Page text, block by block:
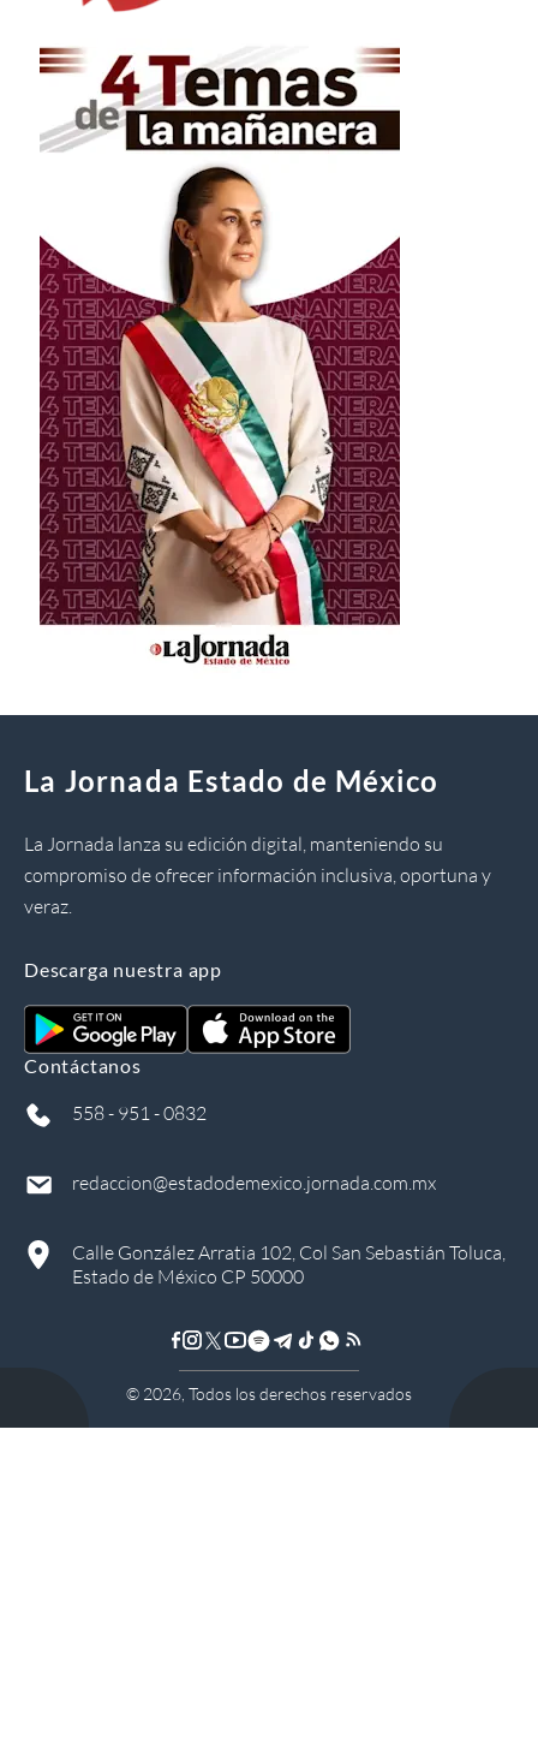
La Jornada Estado de México
La Jornada lanza su edición digital, manteniendo su
compromiso de ofrecer información inclusiva, oportuna y
veraz.
Descarga nuestra app
Contáctanos
558 - 951 - 0832
redaccion@estadodemexico.jornada.com.mx
Calle González Arratia 102, Col San Sebastián Toluca,
Estado de México CP 50000
© 2026, Todos los derechos reservados